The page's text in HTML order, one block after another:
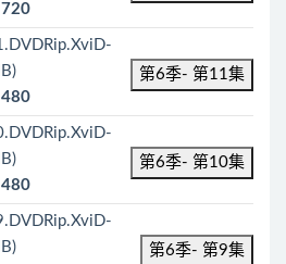
第6季- 第11集
第6季- 第10集
第6季- 第9集